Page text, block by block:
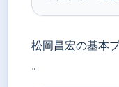
松岡昌宏の基本
。